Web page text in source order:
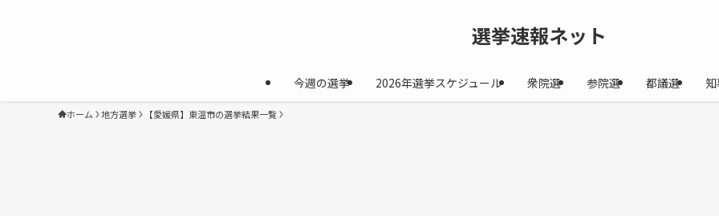
選挙速報ネット
今週の選挙 2026年選挙スケジュール 衆院選 参院選 都議選
ホーム 地方選挙 【愛媛県】東温市の選挙結果一覧